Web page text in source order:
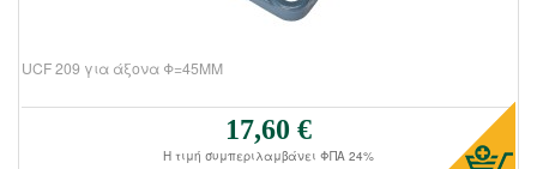
UCF 209 για άξονα Φ=45ΜΜ
17,60 €
Η τιμή συμπεριλαμβάνει ΦΠΑ 24%